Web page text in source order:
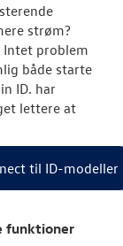
RESERVEDELE
NYHEDER
OM OS
JOB OG
strøm?
problem
både starte
ID. har
lettere at
til ID-modeller
funktioner